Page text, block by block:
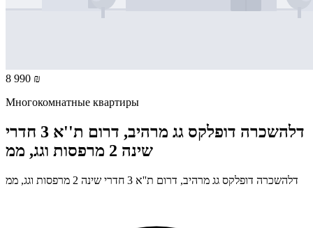
8 990 ₪
Многокомнатные квартиры
דלהשכרה דופלקס גג מרהיב, דרום ת''א 3 חדרי
שינה 2 מרפסות וגג, ממ
דלהשכרה דופלקס גג מרהיב, דרום ת''א 3 חדרי שינה 2 מרפסות וגג, ממ